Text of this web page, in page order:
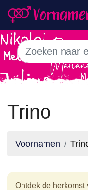
Trino
Voornamen
Ontdek de herkomst